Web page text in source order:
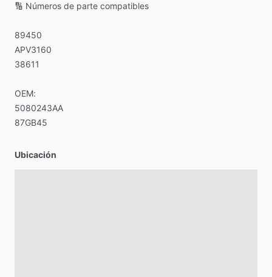
🔢 Números de parte compatibles
89450
APV3160
38611
OEM:
5080243AA
87GB45
Ubicación